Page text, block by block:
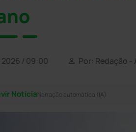
2026 / 09:00 Por: Redação
NotíciaNarração automática (IA)